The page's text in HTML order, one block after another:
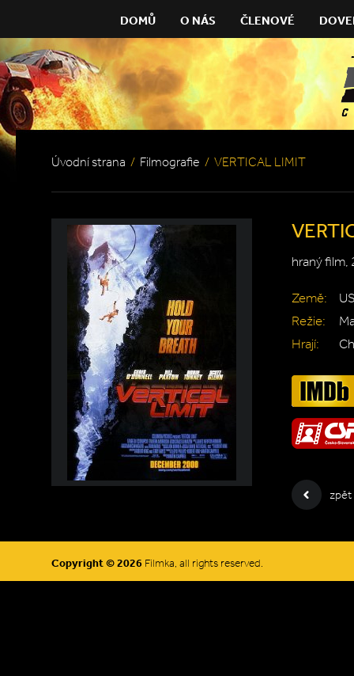
DOMŮ O NÁS ČLENOVÉ
Úvodní strana / Filmografie / VERTICAL LIMIT
hraný film,
Země:
Režie:
Hrají:
zpět
Copyright © 2026 Filmka, all rights reserved.